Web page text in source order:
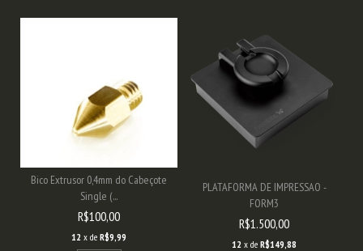
Bico Extrusor 0,4mm do Cabeçote
Single (...
R$100,00
12 x de R$9,99
PLATAFORMA DE IMPRESSAO -
FORM3
R$1.500,00
12 x de R$149,88